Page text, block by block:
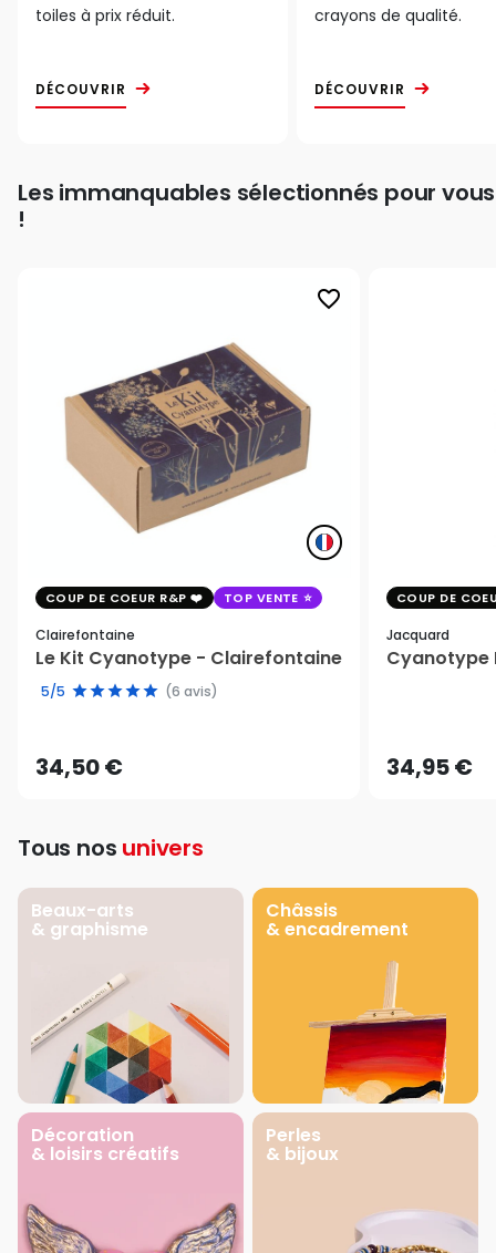
toiles à prix réduit.
DÉCOUVRIR
crayons de qualité.
DÉCOUVRIR
Les immanquables sélectionnés pour vous
!
favorite_border
COUP DE COEUR R&P TOP VENTE
Clairefontaine
Le Kit Cyanotype - Clairefontaine
5/5 (6 avis)
34,50 €
COUP DE
Jacquard
Cyanotype
34,95 €
Tous nos univers
Beaux-arts
& graphisme
Châssis
& encadrement
Décoration
& loisirs créatifs
Perles
& bijoux